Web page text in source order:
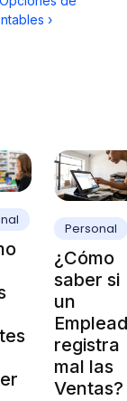
›
Personal
¿Cómo
saber si
un
registra
mal las
Ventas?